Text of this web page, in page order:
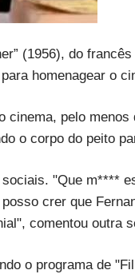
(1956), do
homenagear o
cinema, pelo
o corpo do peito
"Que m****
crer que
comentou outra
o programa de